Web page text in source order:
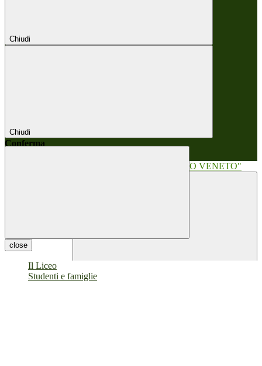
Chiudi
Chiudi
Conferma
close
Il Liceo
Studenti e famiglie